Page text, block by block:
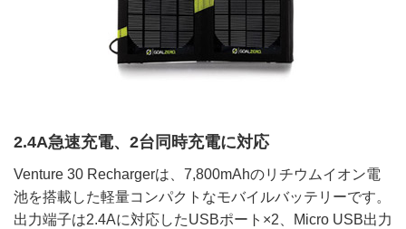
2.4A急速充電、2台同時充電に対応
Venture 30 Rechargerは、7,800mAhのリチウムイオン電
池を搭載した軽量コンパクトなモバイルバッテリーです。
出力端子は2.4Aに対応したUSBポート×2、Micro USB出力